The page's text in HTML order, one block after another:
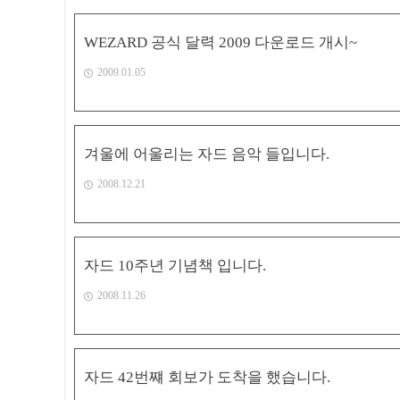
WEZARD 공식 달력 2009 다운로드 개시~
2009.01.05
겨울에 어울리는 자드 음악 들입니다.
2008.12.21
자드 10주년 기념책 입니다.
2008.11.26
자드 42번쨰 회보가 도착을 했습니다.